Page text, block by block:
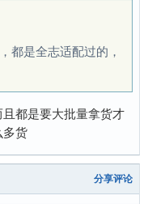
都是全志适配过的，
都是要大批量拿货才
多货
分享评论